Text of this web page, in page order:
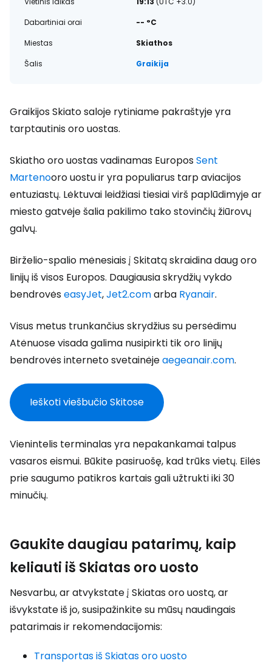
Dabartiniai orai
-- °C
Miestas
Skiathos
Šalis
Graikija
Graikijos Skiato saloje rytiniame pakraštyje yra
tarptautinis oro uostas.
Skiatho oro uostas vadinamas EuroposSent
Martenooro uostu ir yra populiarus tarp aviacijos
entuziastų. Lėktuvai leidžiasi tiesiai virš paplūdimyje ar
miesto gatvėje šalia pakilimo tako stovinčių žiūrovų
galvų.
Birželio-spalio mėnesiais į Skitatą skraidina daug oro
linijų iš visos Europos. Daugiausia skrydžių vykdo
bendrovėseasyJet,Jet2.comarba Ryanair.
Visus metus trunkančius skrydžius su persėdimu
Atėnuose visada galima nusipirkti tik oro linijų
bendrovės interneto svetainėjeaegeanair.com.
Ieškoti viešbučio Skitose
Vienintelis terminalas yra nepakankamai talpus
vasaros eismui. Būkite pasiruošę, kad trūks vietų. Eilės
prie saugumo patikros kartais gali užtrukti iki 30
minučių.
Gaukite daugiau patarimų, kaip
keliauti iš Skiatas oro uosto
Nesvarbu, ar atvykstate į Skiatas oro uostą, ar
išvykstate iš jo, susipažinkite su mūsų naudingais
patarimais ir rekomendacijomis:
Transportas iš Skiatas oro uosto